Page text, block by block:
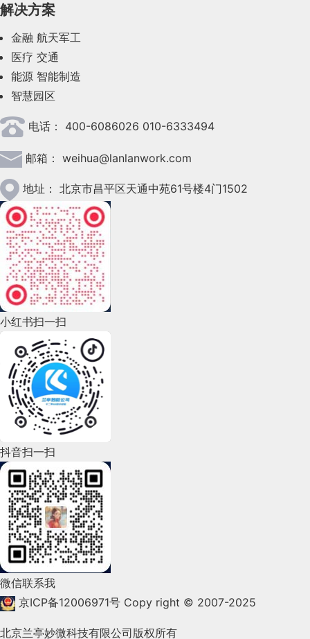
2023年7月(62)
2023年6月(58)
2023年5月(28)
2023年4月(47)
2023年3月(37)
2023年2月(90)
2023年1月(78)
2022年12月(45)
2022年11月(69)
2022年10月(51)
2022年9月(135)
2022年8月(60)
2022年7月(111)
2022年6月(162)
2022年5月(143)
2022年4月(86)
2022年3月(119)
2022年2月(53)
2022年1月(99)
2021年12月(105)
解决方案
金融 航天军工
医疗 交通
能源 智能制造
智慧园区
电话： 400-6086026 010-6333494
邮箱： weihua@lanlanwork.com
地址： 北京市昌平区天通中苑61号楼4门1502
小红书扫一扫
抖音扫一扫
微信联系我
京ICP备12006971号 Copy right © 2007-2025
北京兰亭妙微科技有限公司版权所有